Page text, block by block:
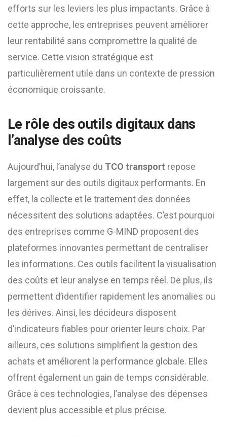
efforts sur les leviers les plus impactants. Grâce à
cette approche, les entreprises peuvent améliorer
leur rentabilité sans compromettre la qualité de
service. Cette vision stratégique est
particulièrement utile dans un contexte de pression
économique croissante.
Le rôle des outils digitaux dans
l’analyse des coûts
Aujourd’hui, l’analyse du TCO transport repose
largement sur des outils digitaux performants. En
effet, la collecte et le traitement des données
nécessitent des solutions adaptées. C’est pourquoi
des entreprises comme G-MIND proposent des
plateformes innovantes permettant de centraliser
les informations. Ces outils facilitent la visualisation
des coûts et leur analyse en temps réel. De plus, ils
permettent d’identifier rapidement les anomalies ou
les dérives. Ainsi, les décideurs disposent
d’indicateurs fiables pour orienter leurs choix. Par
ailleurs, ces solutions simplifient la gestion des
achats et améliorent la performance globale. Elles
offrent également un gain de temps considérable.
Grâce à ces technologies, l’analyse des dépenses
devient plus accessible et plus précise.